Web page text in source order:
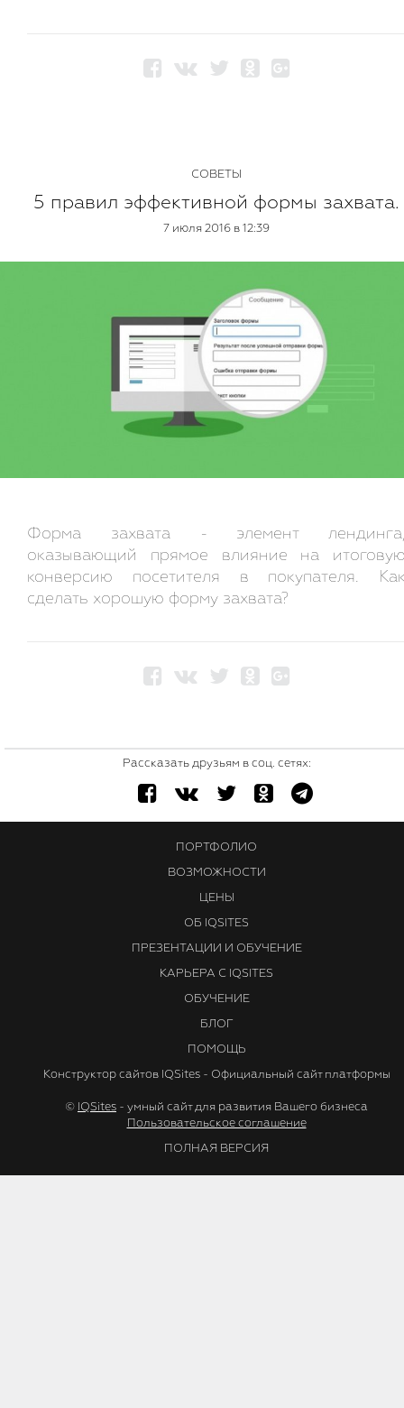
СОВЕТЫ
5 правил эффективной формы захвата.
7 июля 2016 в 12:39
Форма захвата - элемент
оказывающий прямое влияние на
конверсию посетителя в покупателя.
сделать хорошую форму захвата?
Рассказать друзьям в соц. сетях:
ПОРТФОЛИО
ВОЗМОЖНОСТИ
ЦЕНЫ
ОБ IQSITES
ПРЕЗЕНТАЦИИ И ОБУЧЕНИЕ
КАРЬЕРА С IQSITES
ОБУЧЕНИЕ
БЛОГ
ПОМОЩЬ
Конструктор сайтов IQSites - Официальный сайт платформы
© IQSites - умный сайт для развития Вашего бизнеса
Пользовательское соглашение
ПОЛНАЯ ВЕРСИЯ